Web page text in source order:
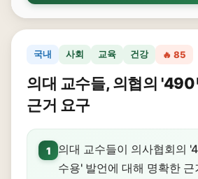
국내 사회 교육 건강 🔥 85
의대 교수들, 의협의 '490
근거 요구
1
의대 교수들이 의사협회의
수용' 발언에 대해 명확한